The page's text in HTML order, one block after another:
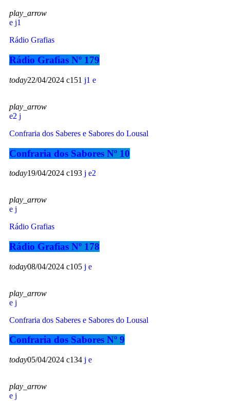
play_arrow
1
Rádio Grafias
Rádio Grafias Nº 179
today22/04/2024 151 1
play_arrow
2
Confraria dos Saberes e Sabores do Lousal
Confraria dos Sabores Nº 10
today19/04/2024 193 2
play_arrow
Rádio Grafias
Rádio Grafias Nº 178
today08/04/2024 105
play_arrow
Confraria dos Saberes e Sabores do Lousal
Confraria dos Sabores Nº 9
today05/04/2024 134
play_arrow